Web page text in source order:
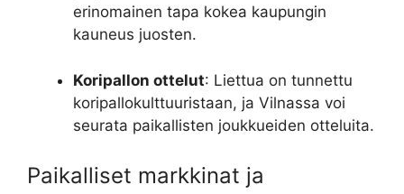
erinomainen tapa kokea kaupungin
kauneus juosten.
Koripallon ottelut: Liettua on tunnettu
koripallokulttuuristaan, ja Vilnassa voi
seurata paikallisten joukkueiden otteluita.
Paikalliset markkinat ja